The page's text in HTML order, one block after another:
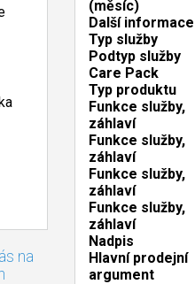
na
(měsíc)
Další informace
Typ služby
Podtyp služby
Care Pack
Typ produktu
Funkce služby,
záhlaví
Funkce služby,
záhlaví
Funkce služby,
záhlaví
Funkce služby,
záhlaví
Nadpis
Hlavní prodejní
argument